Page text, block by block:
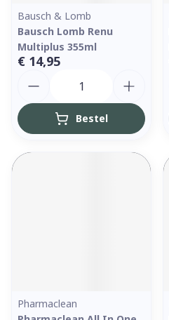
Bausch & Lomb
Bausch Lomb Renu
Multiplus 355ml
€ 14,95
Bestel
Pharmaclean